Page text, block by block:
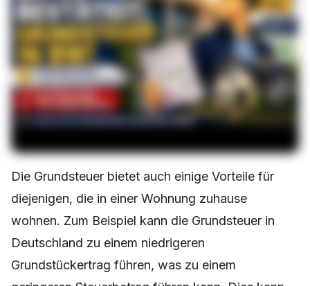
Die Grundsteuer bietet auch einige Vorteile für
diejenigen, die in einer Wohnung zuhause
wohnen. Zum Beispiel kann die Grundsteuer in
Deutschland zu einem niedrigeren
Grundstückertrag führen, was zu einem